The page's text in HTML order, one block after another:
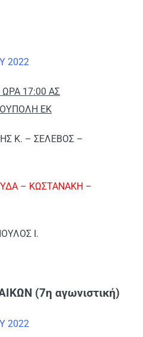
2022
17:00 ΑΣ
ΕΚ
Κ. – ΣΕΛΕΒΟΣ –
– ΚΩΣΤΑΝΑΚΗ –
Ι.
(7η αγωνιστική)
2022